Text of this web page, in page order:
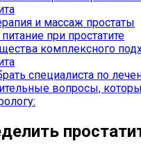
и массаж простаты
при простатите
комплексного
специалиста по
вопросы,